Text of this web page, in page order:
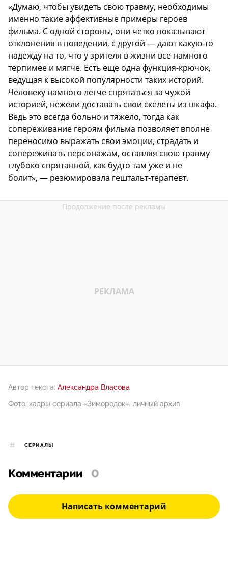
«Думаю, чтобы увидеть свою травму, необходимы
именно такие аффективные примеры героев
фильма. С одной стороны, они четко показывают
отклонения в поведении, с другой — дают какую-то
надежду на то, что у зрителя в жизни все намного
терпимее и мягче. Есть еще одна функция-крючок,
ведущая к высокой популярности таких историй.
Человеку намного легче спрятаться за чужой
историей, нежели доставать свои скелеты из шкафа.
Ведь это всегда больно и тяжело, тогда как
сопереживание героям фильма позволяет вполне
переносимо выражать свои эмоции, страдать и
сопереживать персонажам, оставляя свою травму
глубоко спрятанной, как будто там уже и не
болит», — резюмировала гештальт-терапевт.
Автор текста: Александра Власова
Фото: кадры сериала «Зимородок», личный архив
СЕРИАЛЫ
Комментарии 0
Написать комментарий